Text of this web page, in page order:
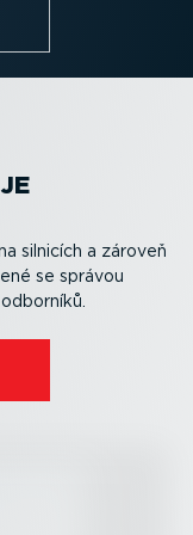
silnicích a zároveň
se správou